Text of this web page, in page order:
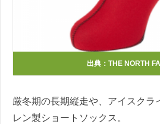
出典： THE NORTH
厳冬期の長期縦走や、アイスクラ
レン製ショートソックス。